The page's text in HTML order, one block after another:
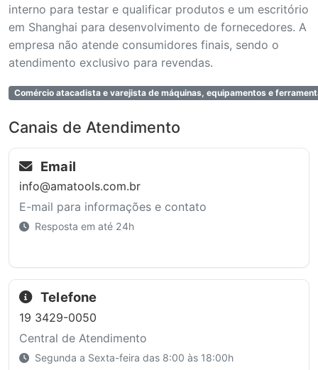
interno para testar e qualificar produtos e um escritório
em Shanghai para desenvolvimento de fornecedores. A
empresa não atende consumidores finais, sendo o
atendimento exclusivo para revendas.
Comércio atacadista e varejista de máquinas, equipamentos e
Canais de Atendimento
Email
info@amatools.com.br
E-mail para informações e contato
Resposta em até 24h
Telefone
19 3429-0050
Central de Atendimento
Segunda a Sexta-feira das 8:00 às 18:00h